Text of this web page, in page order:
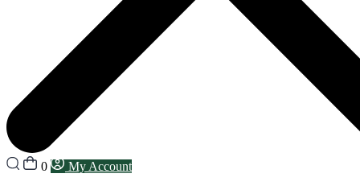
0
My Account